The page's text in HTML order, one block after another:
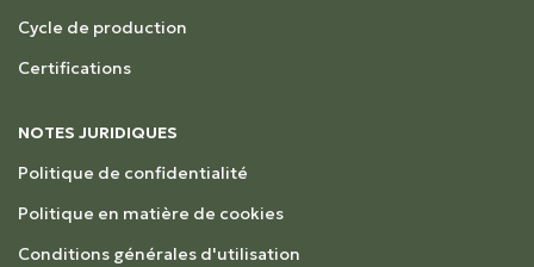
Cycle de production
Certifications
NOTES JURIDIQUES
Politique de confidentialité
Politique en matière de cookies
Conditions générales d'utilisation